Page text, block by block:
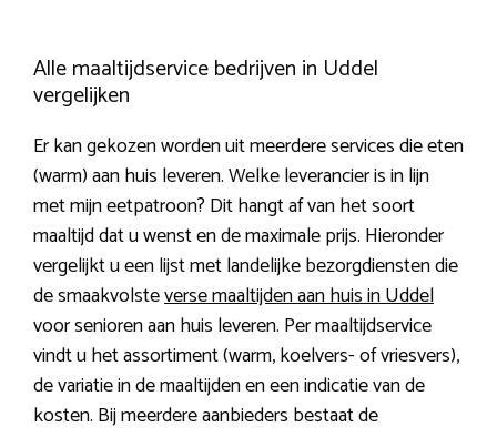
Alle maaltijdservice bedrijven in Uddel
vergelijken
Er kan gekozen worden uit meerdere services die eten
(warm) aan huis leveren. Welke leverancier is in lijn
met mijn eetpatroon? Dit hangt af van het soort
maaltijd dat u wenst en de maximale prijs. Hieronder
vergelijkt u een lijst met landelijke bezorgdiensten die
de smaakvolsteverse maaltijden aan huis in Uddel
voor senioren aan huis leveren. Per maaltijdservice
vindt u het assortiment (warm, koelvers- of vriesvers),
de variatie in de maaltijden en een indicatie van de
kosten. Bij meerdere aanbieders bestaat de